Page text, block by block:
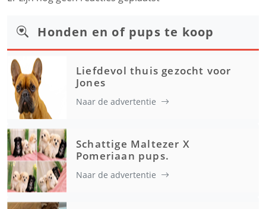
Honden en of pups te koop
Liefdevol thuis gezocht voor
Jones
Naar de advertentie
Schattige Maltezer X
Pomeriaan pups.
Naar de advertentie